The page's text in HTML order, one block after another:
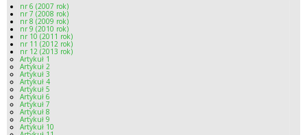
nr 6 (2007 rok)
nr 7 (2008 rok)
nr 8 (2009 rok)
nr 9 (2010 rok)
nr 10 (2011 rok)
nr 11 (2012 rok)
nr 12 (2013 rok)
Artykuł 1
Artykuł 2
Artykuł 3
Artykuł 4
Artykuł 5
Artykuł 6
Artykuł 7
Artykuł 8
Artykuł 9
Artykuł 10